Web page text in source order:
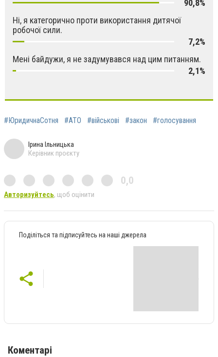
90,8%
Ні, я категорично проти використання дитячої
робочої сили.
7,2%
Мені байдужи, я не задумувався над цим питанням.
2,1%
#ЮридичнаСотня #АТО #військові #закон #голосування
Ірина Ільницька
Керівник проєкту
0,0
Авторизуйтесь, щоб оцінити
Поділіться та підписуйтесь на наші джерела
Коментарі